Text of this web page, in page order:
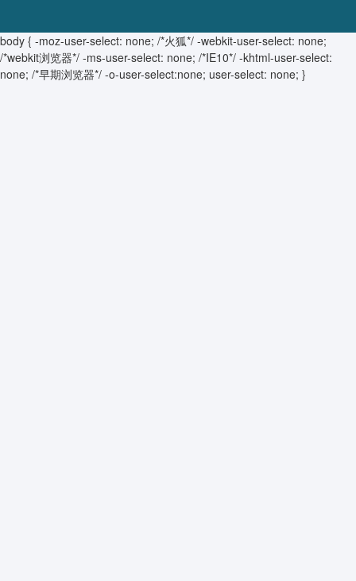
body { -moz-user-select: none; /*火狐*/ -webkit-user-select: none;
/*webkit浏览器*/ -ms-user-select: none; /*IE10*/ -khtml-user-select:
none; /*早期浏览器*/ -o-user-select:none; user-select: none; }